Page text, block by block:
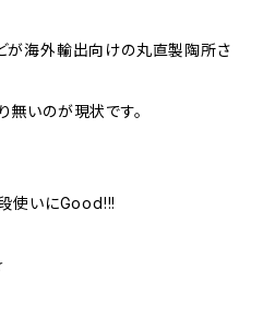
が海外輸出向けの丸直製陶所さ
いのが現状です。
使いにGood!!!